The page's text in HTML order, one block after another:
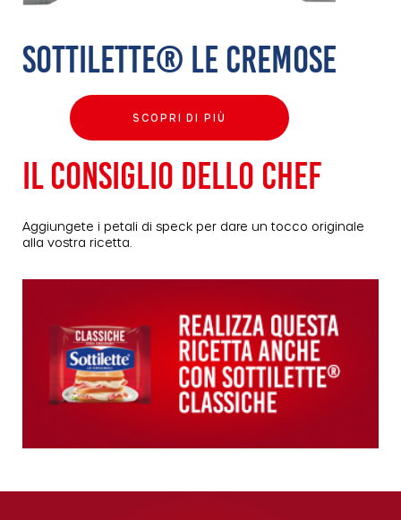
SOTTILETTE® LE CREMOSE
SCOPRI DI PIÙ
IL CONSIGLIO DELLO CHEF
Aggiungete i petali di speck per dare un tocco originale
alla vostra ricetta.